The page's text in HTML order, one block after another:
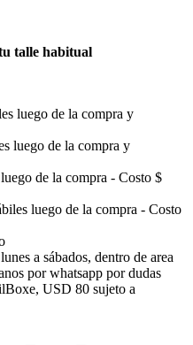
talle habitual
luego de la compra y
luego de la compra y
de la compra - Costo $
luego de la compra - Costo
a sábados, dentro de area
por whatsapp por dudas
USD 80 sujeto a